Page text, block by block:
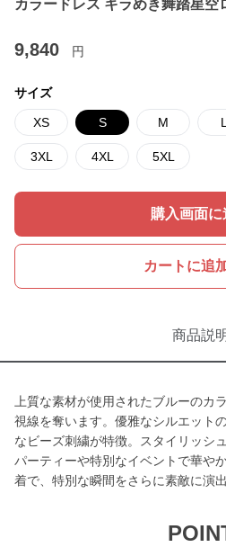
カラードレス キラめき舞踏星空
9,840 円
サイズ
XS S M L
3XL 4XL 5XL
購入画面に
カートに追
商品説
上質な素材が使用されたブルーのカ
視線を奪います。優雅なシルエット
なビーズ刺繍が特徴。スタイリッシ
パーティーや特別なイベントで華や
着で、特別な瞬間をさらに素敵に演